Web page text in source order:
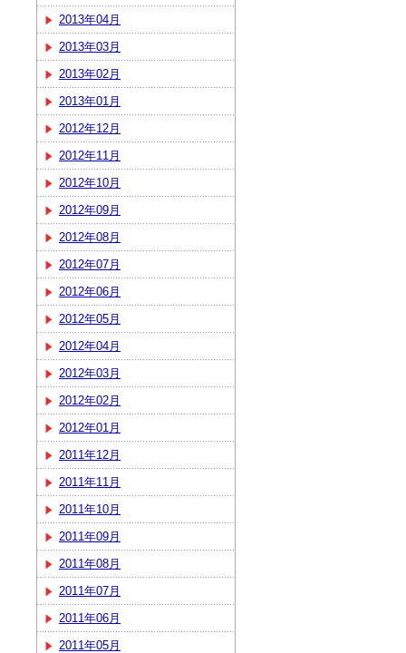
2013年04月
2013年03月
2013年02月
2013年01月
2012年12月
2012年11月
2012年10月
2012年09月
2012年08月
2012年07月
2012年06月
2012年05月
2012年04月
2012年03月
2012年02月
2012年01月
2011年12月
2011年11月
2011年10月
2011年09月
2011年08月
2011年07月
2011年06月
2011年05月